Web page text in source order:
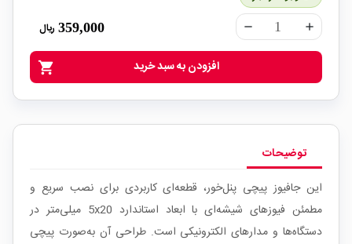
remove add
359,000 ریال
shopping_cart افزودن به سبد خرید
توضیحات
این جافیوز پیچی پنل‌خور، قطعه‌ای کاربردی برای نصب سریع و
مطمئن فیوزهای شیشه‌ای با ابعاد استاندارد 5x20 میلی‌متر در
دستگاه‌ها و مدارهای الکترونیکی است. طراحی آن به‌صورت پیچی